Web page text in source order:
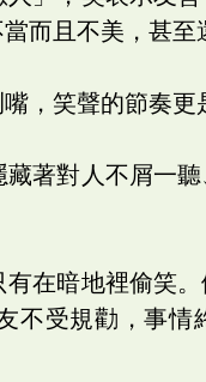
而且不美，甚至
，笑聲的節奏更
著對人不屑一
在暗地裡偷笑
不受規勸，事